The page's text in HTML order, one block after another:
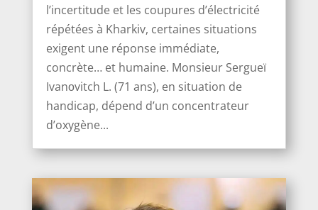
l’incertitude et les coupures d’électricité
répétées à Kharkiv, certaines situations
exigent une réponse immédiate,
concrète… et humaine. Monsieur Sergueï
Ivanоvitch L. (71 ans), en situation de
handicap, dépend d’un concentrateur
d’oxygène...